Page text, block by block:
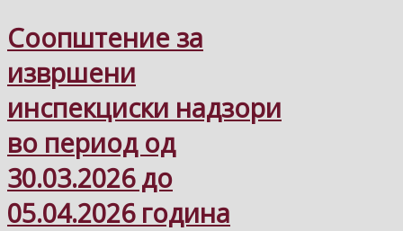
Соопштение за
извршени
инспекциски надзори
во период од
30.03.2026 до
05.04.2026 година